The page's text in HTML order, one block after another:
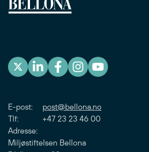
E-post: post@bellona.no
Tlf: +47 23 23 46 00
Adresse:
Miljøstiftelsen Bellona